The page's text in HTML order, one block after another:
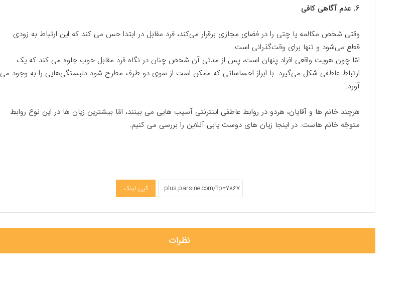
6. عدم آگاهی کافی
وقتی شخص مکالمه یا چتی را در فضای مجازی برقرار می‌کند، فرد مقابل در ابتدا حس می کند که این ارتباط به زودی
قطع می‌شود و تنها برای وقت‌گذرانی است.
امّا چون هویت واقعی افراد پنهان است، پس از مدتی آن شخص چنان در نگاه فرد مقابل خوب جلوه می کند که یک
ارتباط عاطفی شکل می‌گیرد. با ابراز احساساتی که ممکن است از سوی دو طرف مطرح شود دلبستگی‌هایی را به وجود می
آورد.
هرچند خانم ها و آقایان، هردو در روابط عاطفی اینترنتی آسیب هایی می بینند، امّا بیشترین زیان ها در این نوع روابط
متوجّه خانم هاست. در اینجا زیان های دوست یابی آنلاین را بررسی می کنیم.
کپی لینک
نظرات